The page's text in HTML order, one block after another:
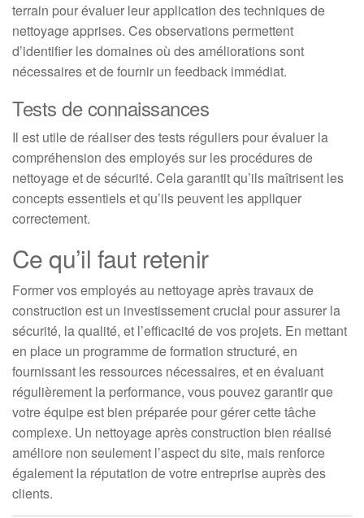
terrain pour évaluer leur application des techniques de
nettoyage apprises. Ces observations permettent
d’identifier les domaines où des améliorations sont
nécessaires et de fournir un feedback immédiat.
Tests de connaissances
Il est utile de réaliser des tests réguliers pour évaluer la
compréhension des employés sur les procédures de
nettoyage et de sécurité. Cela garantit qu’ils maîtrisent les
concepts essentiels et qu’ils peuvent les appliquer
correctement.
Ce qu’il faut retenir
Former vos employés au nettoyage après travaux de
construction est un investissement crucial pour assurer la
sécurité, la qualité, et l’efficacité de vos projets. En mettant
en place un programme de formation structuré, en
fournissant les ressources nécessaires, et en évaluant
régulièrement la performance, vous pouvez garantir que
votre équipe est bien préparée pour gérer cette tâche
complexe. Un nettoyage après construction bien réalisé
améliore non seulement l’aspect du site, mais renforce
également la réputation de votre entreprise auprès des
clients.